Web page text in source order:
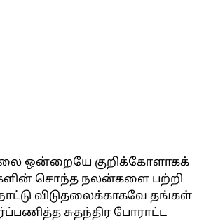
ஒன்றையே குறிக்கோளாகக்
சொந்த நலன்களை பற்றி
விடுதலைக்காகவே தங்கள்
சுதந்திர போராட்ட